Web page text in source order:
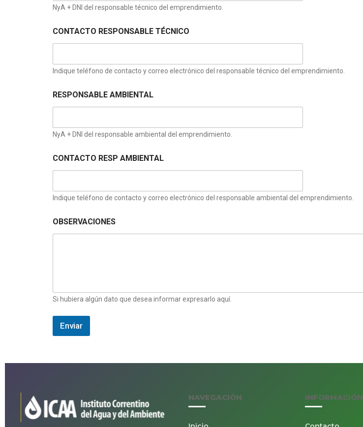
NyA + DNI del responsable técnico del emprendimiento.
CONTACTO RESPONSABLE TÉCNICO
Indique teléfono de contacto y correo electrónico del responsable técnico del emprendimiento.
RESPONSABLE AMBIENTAL
NyA + DNI del responsable ambiental del emprendimiento.
CONTACTO RESP AMBIENTAL
Indique teléfono de contacto y correo electrónico del responsable ambiental del emprendimiento.
OBSERVACIONES
Si hubiera algún dato que desea informar expresarlo aquí.
Enviar
NAVEGACIÓN INFORMACIÓN